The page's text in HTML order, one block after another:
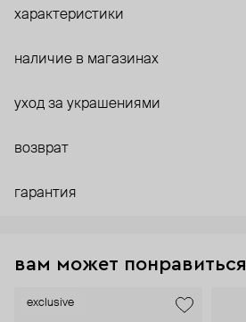
характеристики
наличие в магазинах
уход за украшениями
возврат
гарантия
вам может понравиться
exclusive